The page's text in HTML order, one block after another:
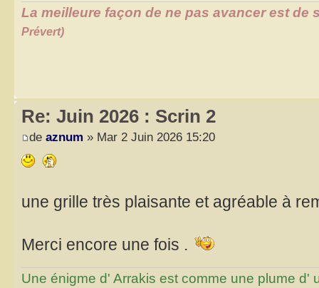
La meilleure façon de ne pas avancer est de
Prévert)
Re: Juin 2026 : Scrin 2
de aznum » Mar 2 Juin 2026 15:20
une grille très plaisante et agréable à
Merci encore une fois .
Une énigme d' Arrakis est comme une plume d'